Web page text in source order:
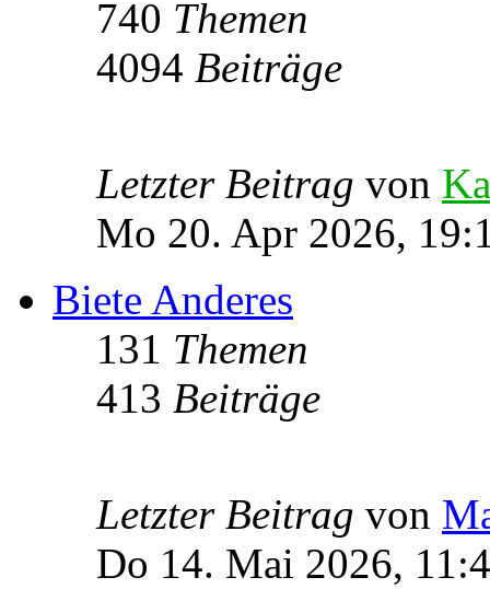
740 Themen
4094 Beiträge
Letzter Beitrag von
Mo 20. Apr 2026,
Biete Anderes
131 Themen
413 Beiträge
Letzter Beitrag von
Do 14. Mai 2026,